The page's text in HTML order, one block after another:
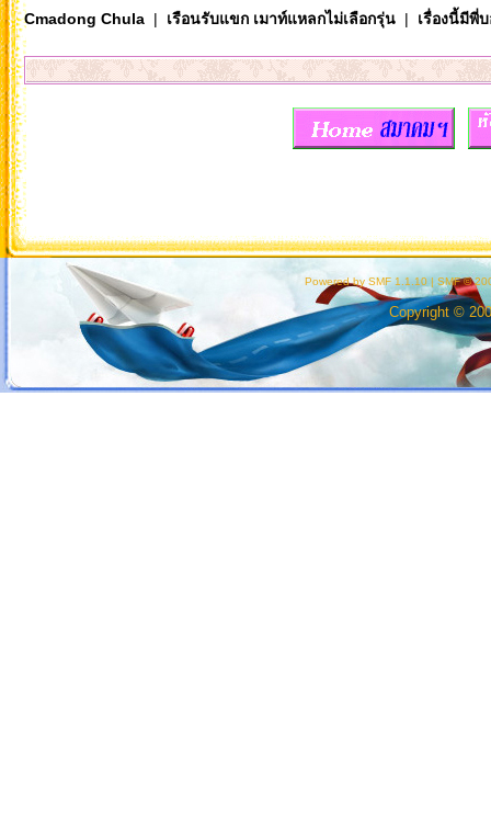
Cmadong Chula| เรือนรับแขก เมาท์แหลกไม่เลือกรุ่น| เรื่องนี้มีพี่
Powered by SMF 1.1.10 | SMF ©
Copyright ©